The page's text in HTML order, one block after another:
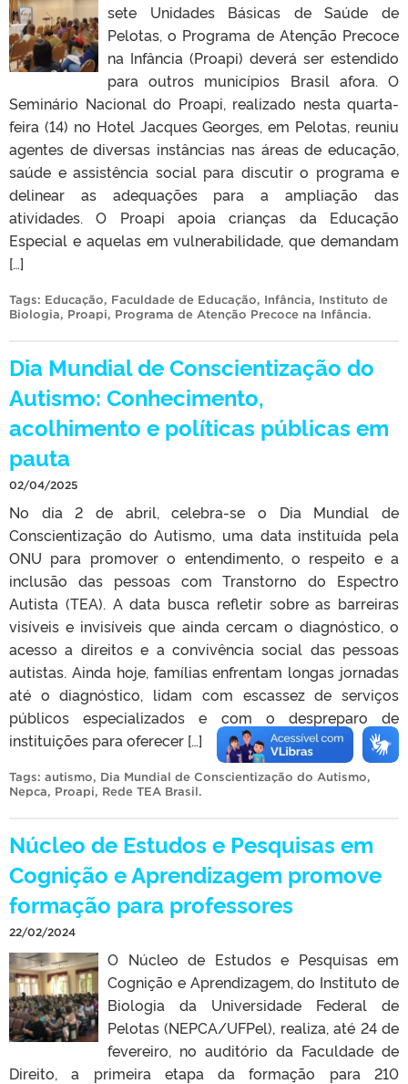
sete Unidades Básicas de Saúde de
Pelotas, o Programa de Atenção Precoce
na Infância (Proapi) deverá ser estendido
para outros municípios Brasil afora. O
Seminário Nacional do Proapi, realizado nesta quarta-
feira (14) no Hotel Jacques Georges, em Pelotas, reuniu
agentes de diversas instâncias nas áreas de educação,
saúde e assistência social para discutir o programa e
delinear as adequações para a ampliação das
atividades. O Proapi apoia crianças da Educação
Especial e aquelas em vulnerabilidade, que demandam
[…]
Tags: Educação, Faculdade de Educação, Infância, Instituto de
Biologia, Proapi, Programa de Atenção Precoce na Infância.
Dia Mundial de Conscientização do
Autismo: Conhecimento,
acolhimento e políticas públicas em
pauta
02/04/2025
No dia 2 de abril, celebra-se o Dia Mundial de
Conscientização do Autismo, uma data instituída pela
ONU para promover o entendimento, o respeito e a
inclusão das pessoas com Transtorno do Espectro
Autista (TEA). A data busca refletir sobre as barreiras
visíveis e invisíveis que ainda cercam o diagnóstico, o
acesso a direitos e a convivência social das pessoas
autistas. Ainda hoje, famílias enfrentam longas jornadas
até o diagnóstico, lidam com escassez de serviços
públicos especializados e com o despreparo de
instituições para oferecer […]
Tags: autismo, Dia Mundial de Conscientização do Autismo,
Nepca, Proapi, Rede TEA Brasil.
Núcleo de Estudos e Pesquisas em
Cognição e Aprendizagem promove
formação para professores
22/02/2024
O Núcleo de Estudos e Pesquisas em
Cognição e Aprendizagem, do Instituto de
Biologia da Universidade Federal de
Pelotas (NEPCA/UFPel), realiza, até 24 de
fevereiro, no auditório da Faculdade de
Direito, a primeira etapa da formação para 210